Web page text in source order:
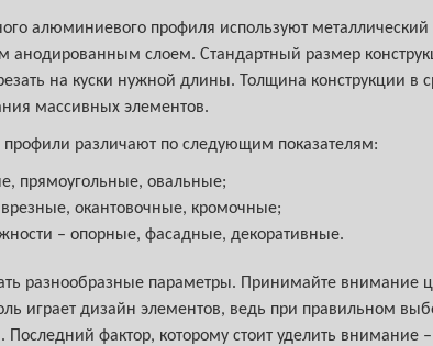
алюминиевого профиля используют
слоем. Стандартный размер
на куски нужной длины. Толщина конструкции в
массивных элементов.
различают по следующим показателям:
прямоугольные, овальные;
окантовочные, кромочные;
– опорные, фасадные, декоративные.
разнообразные параметры. Принимайте внимание
играет дизайн элементов, ведь при правильном
Последний фактор, которому стоит уделить